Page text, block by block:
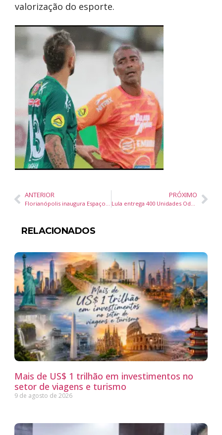
valorização do esporte.
ANTERIOR
Florianópolis inaugura Espaço das Mães Pela Diversidade para acolhimento e fortalecimento LGBTQIA+
PRÓXIMO
Lula entrega 400 Unidades Odontológicas Móveis e anuncia investimento de R$ 152 milhões em saúde bucal no Brasil
RELACIONADOS
Mais de US$ 1 trilhão em investimentos no
setor de viagens e turismo
9 de agosto de 2026